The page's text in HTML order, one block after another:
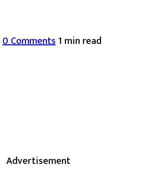
0 Comments1 min read
Advertisement